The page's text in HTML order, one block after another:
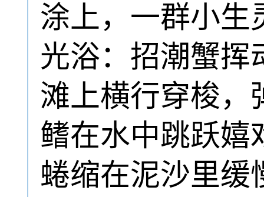
涂上，一群小生
光浴：招潮蟹挥
滩上横行穿梭，
鳍在水中跳跃嬉
蜷缩在泥沙里缓